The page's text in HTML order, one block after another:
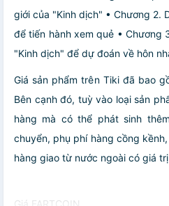
giới của "Kinh dịch" • Chương 2.
để tiến hành xem quẻ • Chương
"Kinh dịch" để dự đoán về hôn
Giá sản phẩm trên Tiki đã bao
Bên cạnh đó, tuỳ vào loại sản
hàng mà có thể phát sinh
chuyển, phụ phí hàng cồng
hàng giao từ nước ngoài có giá
Giá FARTCOIN